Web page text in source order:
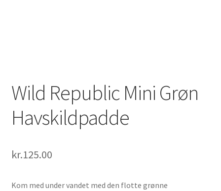
Wild Republic Mini Grøn
Havskildpadde
kr.125.00
Kom med under vandet med den flotte grønne